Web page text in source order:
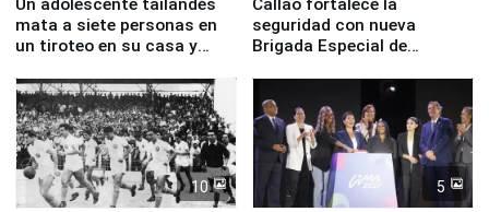
mata a siete personas en
un tiroteo en su casa y
seguridad con nueva
Brigada Especial de
equipamiento para
Serenazgo
10 5